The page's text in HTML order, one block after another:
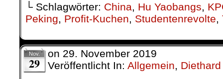
└ Schlagwörter: China Hu Yaobangs
Peking
Profit-Kuchen Studentenrevolte
Nov.
29
on 29. November 2019
Veröffentlicht In: Allgemein